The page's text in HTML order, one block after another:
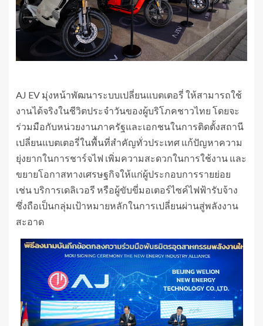
AJ EV มุ่งหน้าพัฒนาระบบเปลี่ยนแบตเตอรี่ ให้สามารถใช้
งานได้จริงในชีวิตประจำวันของผู้บริโภคชาวไทย โดยจะ
ร่วมมือกับหน่วยงานภาครัฐและเอกชนในการติดตั้งสถานี
เปลี่ยนแบตเตอรี่ในพื้นที่สำคัญทั่วประเทศ แก้ปัญหาความ
ยุ่งยากในการชาร์จไฟ เพิ่มความสะดวกในการใช้งาน และ
ขยายโอกาสทางเศรษฐกิจให้แก่ผู้ประกอบการรายย่อย
เช่น บริการเดลิเวอรี หรือผู้ขับขี่มอเตอร์ไซค์ไฟฟ้ารับจ้าง
ซึ่งถือเป็นกลุ่มเป้าหมายหลักในการเปลี่ยนผ่านสู่พลังงาน
สะอาด